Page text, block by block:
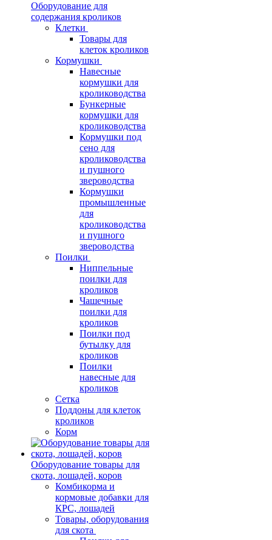
Оборудование для
содержания кроликов
Клетки
Товары для
клеток кроликов
Кормушки
Навесные
кормушки для
кролиководства
Бункерные
кормушки для
кролиководства
Кормушки под
сено для
кролиководства
и пушного
звероводства
Кормушки
промышленные
для
кролиководства
и пушного
звероводства
Поилки
Ниппельные
поилки для
кроликов
Чашечные
поилки для
кроликов
Поилки под
бутылку для
кроликов
Поилки
навесные для
кроликов
Сетка
Поддоны для клеток
кроликов
Корм
Оборудование товары для
скота, лошадей, коров
Комбикорма и
кормовые добавки для
КРС, лошадей
Товары, оборудования
для скота